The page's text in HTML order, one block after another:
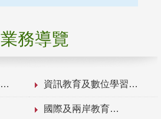
業務導覽
資訊教育及數位學習
國際及兩岸教育